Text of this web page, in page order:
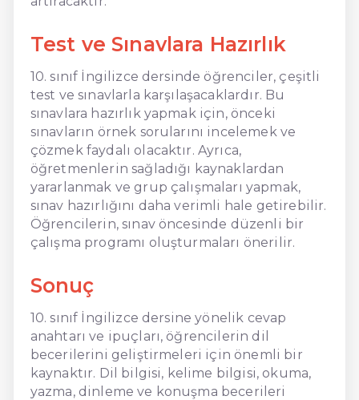
Test ve Sınavlara Hazırlık
10. sınıf İngilizce dersinde öğrenciler, çeşitli
test ve sınavlarla karşılaşacaklardır. Bu
sınavlara hazırlık yapmak için, önceki
sınavların örnek sorularını incelemek ve
çözmek faydalı olacaktır. Ayrıca,
öğretmenlerin sağladığı kaynaklardan
yararlanmak ve grup çalışmaları yapmak,
sınav hazırlığını daha verimli hale getirebilir.
Öğrencilerin, sınav öncesinde düzenli bir
çalışma programı oluşturmaları önerilir.
Sonuç
10. sınıf İngilizce dersine yönelik cevap
anahtarı ve ipuçları, öğrencilerin dil
becerilerini geliştirmeleri için önemli bir
kaynaktır. Dil bilgisi, kelime bilgisi, okuma,
yazma, dinleme ve konuşma becerileri